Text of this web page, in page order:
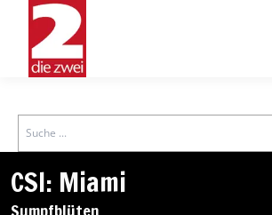
Search
CSI: Miami